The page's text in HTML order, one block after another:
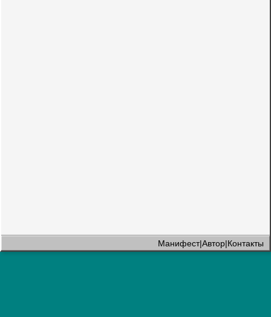
Манифест|Автор|Контакты